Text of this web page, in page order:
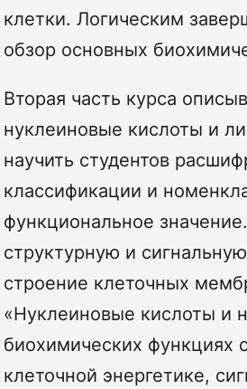
клетки. Логическим
обзор основных
Вторая часть курса
нуклеиновые кислоты и
научить студентов
классификации и
функциональное
структурную и
строение клеточных
«Нуклеиновые кислоты и
биохимических функциях
клеточной энергетике,